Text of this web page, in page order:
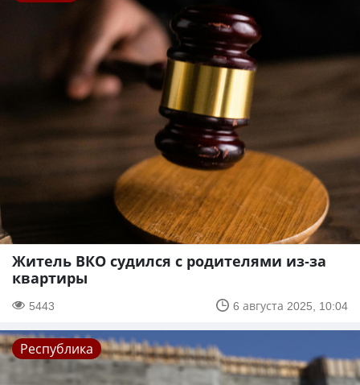
Житель ВКО судился с родителями из-за
квартиры
5443 6 августа 2025, 10:04
Республика